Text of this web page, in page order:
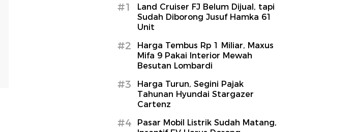
#1
Land Cruiser FJ Belum Dijual, tapi
Sudah Diborong Jusuf Hamka 61
Unit
#2
Harga Tembus Rp 1 Miliar, Maxus
Mifa 9 Pakai Interior Mewah
Besutan Lombardi
#3
Harga Turun, Segini Pajak
Tahunan Hyundai Stargazer
Cartenz
#4
Pasar Mobil Listrik Sudah Matang,